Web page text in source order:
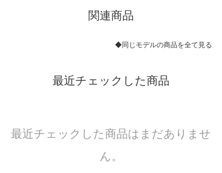
関連商品
◆同じモデルの商品を全て見る
最近チェックした商品
最近チェックした商品はまだありませ
ん。